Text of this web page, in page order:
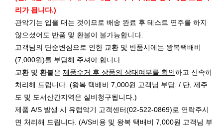
리가 됩니다.)
관악기는 입을 대는 것이므로 배송 완료 후 테스트 연주를 하지
않으셨어도 반품 및 환불이 불가능합니다.
고객님의 단순변심으로 인한 교환 및 반품시에는 왕복택배비
(7,000원)를 부담해 주셔야 합니다.
교환 및 환불은 제품수거 후 상품의 상태여부를 확인하고 신속히
처리해 드립니다. (왕복 택배비 7,000원 고객님 부담. / 단, 제주
도 및 도서산간지역은 실비청구됩니다.)
제품 A/S 발생 시 유럽악기 고객센터(02-522-0869)로 연락주시
면 처리해 드립니다. (A/S비용 및 왕복 택배비 7,000원 고객님 부